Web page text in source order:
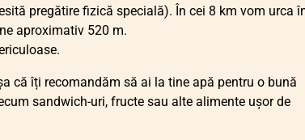
pregătire fizică specială). În cei 8 km vom urca
aproximativ 520 m.
că îți recomandăm să ai la tine apă pentru o bună
sandwich-uri, fructe sau alte alimente ușor de